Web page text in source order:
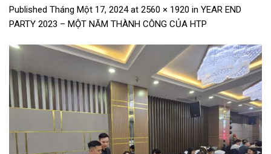
Published Tháng Một 17, 2024at 2560 × 1920 in YEAR END
PARTY 2023 – MỘT NĂM THÀNH CÔNG CỦA HTP